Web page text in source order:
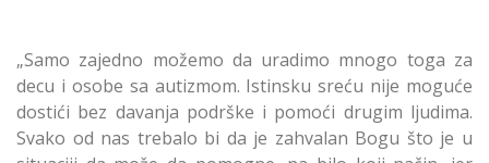
„Samo zajedno možemo da uradimo mnogo toga za
decu i osobe sa autizmom. Istinsku sreću nije moguće
dostići bez davanja podrške i pomoći drugim ljudima.
Svako od nas trebalo bi da je zahvalan Bogu što je u